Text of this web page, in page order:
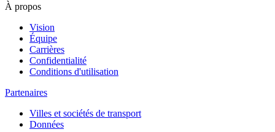
À propos
Vision
Équipe
Carrières
Confidentialité
Conditions d'utilisation
Partenaires
Villes et sociétés de transport
Données